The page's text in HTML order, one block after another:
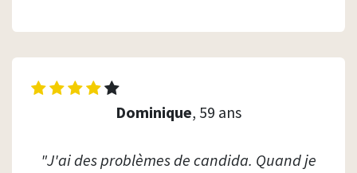
Dominique, 59 ans
"J'ai des problèmes de candida. Quand je